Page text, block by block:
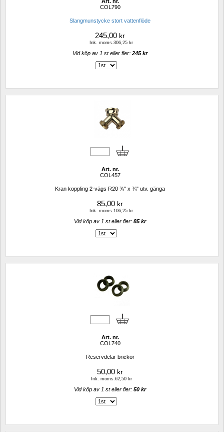
COL790
Slangmunstycke stort vattenflöde
245,00 kr
Ink. moms.306,25 kr
Vid köp av 1 st eller fler: 245 kr
Art. nr.
COL457
Kran koppling 2-vägs R20 ¾" x ¾" utv. gänga
85,00 kr
Ink. moms.106,25 kr
Vid köp av 1 st eller fler: 85 kr
Art. nr.
COL740
Reservdelar brickor
50,00 kr
Ink. moms.62,50 kr
Vid köp av 1 st eller fler: 50 kr